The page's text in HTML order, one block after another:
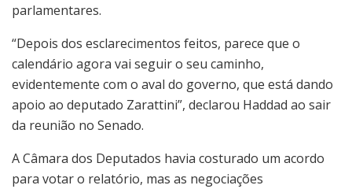
parlamentares.
“Depois dos esclarecimentos feitos, parece que o
calendário agora vai seguir o seu caminho,
evidentemente com o aval do governo, que está dando
apoio ao deputado Zarattini”, declarou Haddad ao sair
da reunião no Senado.
A Câmara dos Deputados havia costurado um acordo
para votar o relatório, mas as negociações